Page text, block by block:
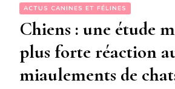
ACTUS CANINES ET FÉLINES
Chiens : une étude
plus forte réaction
miaulements de